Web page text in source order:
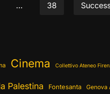
… 38
Cinema Collettivo Ateneo
Palestina Fontesanta Genova